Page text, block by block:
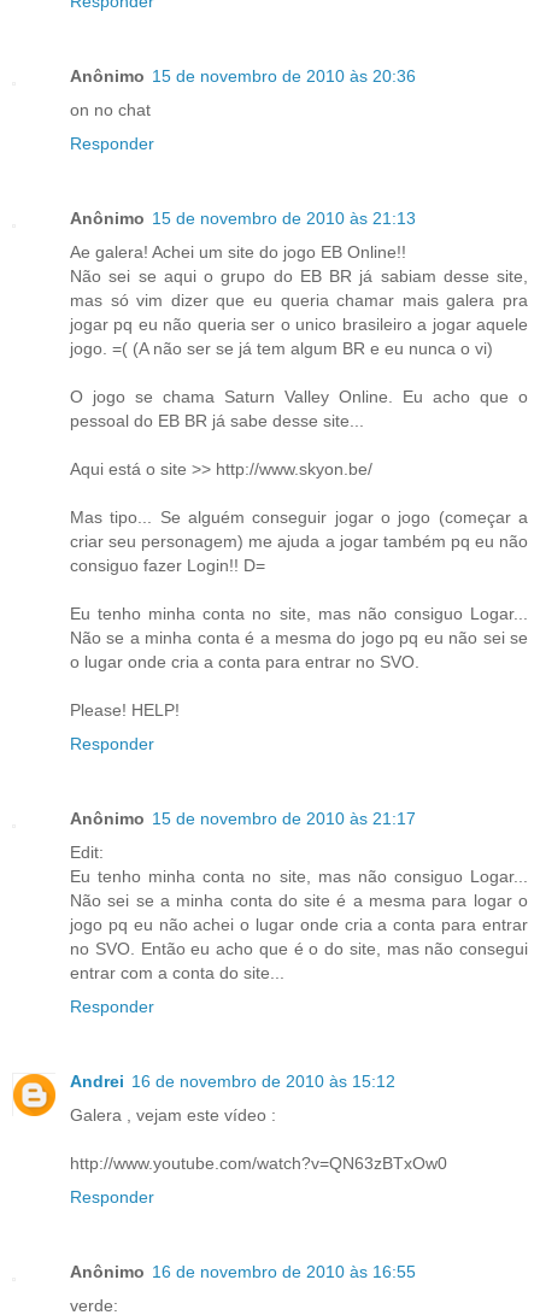
Anônimo 15 de novembro de 2010 às 20:36
on no chat
Responder
Anônimo 15 de novembro de 2010 às 21:13
Ae galera! Achei um site do jogo EB Online!!
Não sei se aqui o grupo do EB BR já sabiam desse site,
mas só vim dizer que eu queria chamar mais galera pra
jogar pq eu não queria ser o unico brasileiro a jogar aquele
jogo. =( (A não ser se já tem algum BR e eu nunca o vi)
O jogo se chama Saturn Valley Online. Eu acho que o
pessoal do EB BR já sabe desse site...
Aqui está o site >> http://www.skyon.be/
Mas tipo... Se alguém conseguir jogar o jogo (começar a
criar seu personagem) me ajuda a jogar também pq eu não
consiguo fazer Login!! D=
Eu tenho minha conta no site, mas não consiguo Logar...
Não se a minha conta é a mesma do jogo pq eu não sei se
o lugar onde cria a conta para entrar no SVO.
Please! HELP!
Responder
Anônimo 15 de novembro de 2010 às 21:17
Edit:
Eu tenho minha conta no site, mas não consiguo Logar...
Não sei se a minha conta do site é a mesma para logar o
jogo pq eu não achei o lugar onde cria a conta para entrar
no SVO. Então eu acho que é o do site, mas não consegui
entrar com a conta do site...
Responder
Andrei 16 de novembro de 2010 às 15:12
Galera , vejam este vídeo :
http://www.youtube.com/watch?v=QN63zBTxOw0
Responder
Anônimo 16 de novembro de 2010 às 16:55
verde: